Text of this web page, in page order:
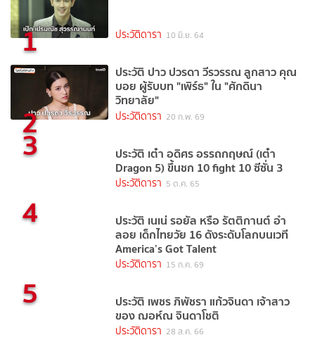
1 ประวัติดารา 10 มิ.ย. 64
2
ประวัติ ปาว ปวรดา วีรวรรณ ลูกสาว คุณ
บอย ผู้รับบท "เพิร์ธ" ใน "ศักดินา
วิทยาลัย"
ประวัติดารา 20 ก.พ. 69
3 ประวัติ เต๋า อดิศร อรรถกฤษณ์ (เต๋า
Dragon 5) ขึ้นชก 10 fight 10 ซีซั่น 3
ประวัติดารา 5 ต.ค. 65
4 ประวัติ เนเน่ รอยัล หรือ รัตติกานต์ อำ
ลอย เด็กไทยวัย 16 ดังระดับโลกบนเวที
America’s Got Talent
ประวัติดารา 15 ก.ค. 69
5 ประวัติ เพชร ภิพัชรา แก้วจินดา เจ้าสาว
ของ ฌอห์ณ จินดาโชติ
ประวัติดารา 28 ส.ค. 66